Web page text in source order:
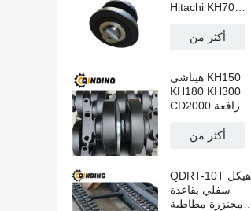
Hitachi KH70
PD7 PD100
أكثر من
هيتاشي KH150
KH180 KH300
CD2000 رافعة
أسطوانة جنزيرية
أكثر من
QDRT-10T هيكل
سفلي بقاعدة
مجنزرة مطاطية